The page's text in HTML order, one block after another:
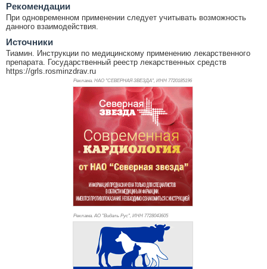
Рекомендации
При одновременном применении следует учитывать возможность
данного взаимодействия.
Источники
Тиамин. Инструкции по медицинскому применению лекарственного
препарата. Государственный реестр лекарственных средств
https://grls.rosminzdrav.ru
Реклама. НАО "СЕВЕРНАЯ ЗВЕЗДА", ИНН 7720185196
Реклама. АО "Видаль Рус", ИНН 7728043605